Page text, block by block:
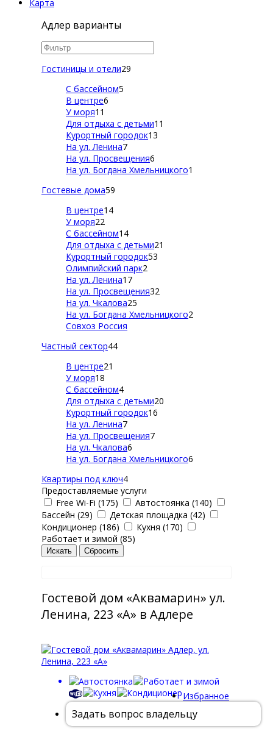
Карта
Адлер варианты
Гостиницы и отели29
С бассейном5
В центре6
У моря11
Для отдыха с детьми11
Курортный городок13
На ул. Ленина7
На ул. Просвещения6
На ул. Богдана Хмельницкого1
Гостевые дома59
В центре14
У моря22
С бассейном14
Для отдыха с детьми21
Курортный городок53
Олимпийский парк2
На ул. Ленина17
На ул. Просвещения32
На ул. Чкалова25
На ул. Богдана Хмельницкого2
Совхоз Россия
Частный сектор44
В центре21
У моря18
С бассейном4
Для отдыха с детьми20
Курортный городок16
На ул. Ленина7
На ул. Просвещения7
На ул. Чкалова6
На ул. Богдана Хмельницкого6
Квартиры под ключ4
Предоставляемые услуги
Free Wi-Fi (175)
Автостоянка (140)
Бассейн (29)
Детская площадка (42)
Кондиционер (186)
Кухня (170)
Работает и зимой (85)
Гостевой дом «Аквамарин» ул.
Ленина, 223 «А» в Адлере
Избранное
Задать вопрос владельцу